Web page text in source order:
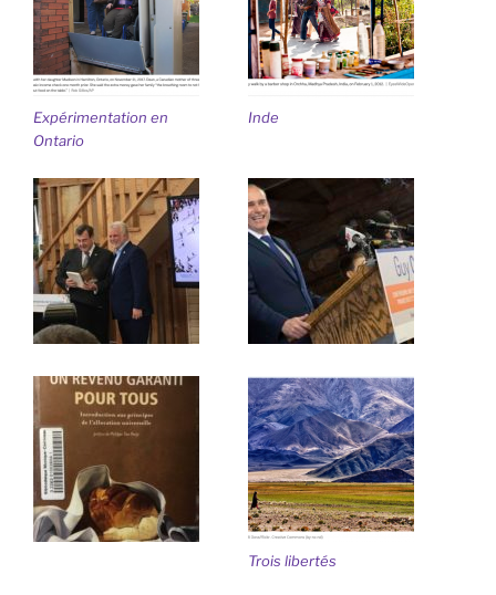
Expérimentation en
Ontario
Inde
Trois libertés